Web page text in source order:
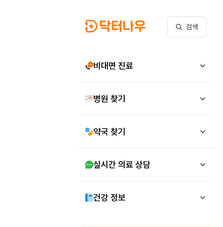
검색
비대면 진료
병원 찾기
약국 찾기
실시간 의료 상담
건강 정보